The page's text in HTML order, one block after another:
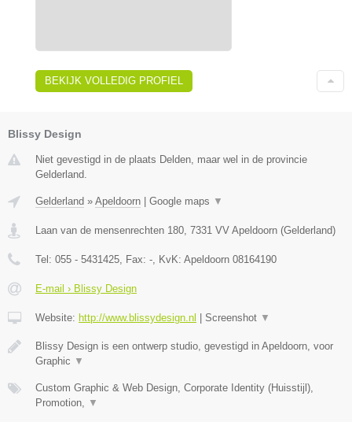
BEKIJK VOLLEDIG PROFIEL
Blissy Design
Niet gevestigd in de plaats Delden, maar wel in de provincie
Gelderland.
Gelderland » Apeldoorn Google maps ▼
Laan van de mensenrechten 180 7331 VV Apeldoorn (Gelderland)
Tel: 055 - 5431425 , Fax: - , KvK: Apeldoorn 08164190
E-mail › Blissy Design
Website: http://www.blissydesign.nl Screenshot ▼
Blissy Design is een ontwerp studio, gevestigd in Apeldoorn, voor
Graphic ▼
Custom Graphic & Web Design, Corporate Identity (Huisstijl),
Promotion,
▼